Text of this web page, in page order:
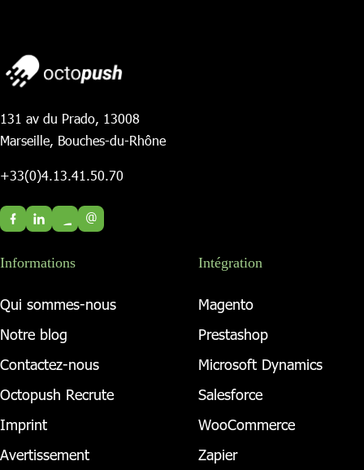
131 av du Prado, 13008
Marseille, Bouches-du-Rhône
+33(0)4.13.41.50.70
@
Informations
Qui sommes-nous
Notre blog
Contactez-nous
Octopush Recrute
Imprint
Avertissement
Intégration
Magento
Prestashop
Microsoft Dynamics
Salesforce
WooCommerce
Zapier